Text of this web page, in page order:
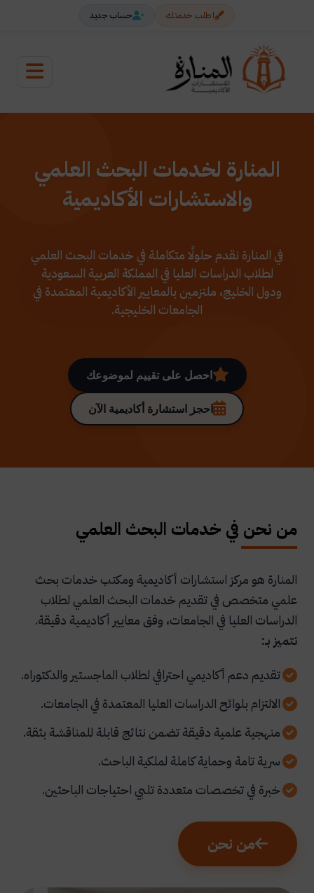
اطلب خدمتك حساب جديد
المنارة لخدمات البحث العلمي
والاستشارات الأكاديمية
في المنارة نقدم حلولًا متكاملة في خدمات البحث العلمي
لطلاب الدراسات العليا في المملكة العربية السعودية
ودول الخليج، ملتزمين بالمعايير الأكاديمية المعتمدة في
الجامعات الخليجية.
احصل على تقييم لموضوعك
احجز استشارة أكاديمية الآن
من نحن في خدمات البحث العلمي
المنارة هو مركز استشارات أكاديمية ومكتب خدمات بحث
علمي متخصص في تقديم خدمات البحث العلمي لطلاب
الدراسات العليا في الجامعات، وفق معايير أكاديمية دقيقة.
نتميز بـ:
تقديم دعم أكاديمي احترافي لطلاب الماجستير والدكتوراه.
الالتزام بلوائح الدراسات العليا المعتمدة في الجامعات.
منهجية علمية دقيقة تضمن نتائج قابلة للمناقشة بثقة.
سرية تامة وحماية كاملة لملكية الباحث.
خبرة في تخصصات متعددة تلبي احتياجات الباحثين.
من نحن